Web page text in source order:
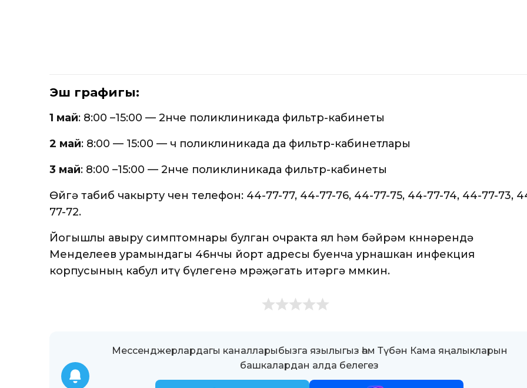
Эш графигы:
1 май: 8:00 –15:00 — 2нче поликлиникада фильтр-кабинеты
2 май: 8:00 — 15:00 — өч поликлиникада да фильтр-кабинетлары
3 май: 8:00 –15:00 — 2нче поликлиникада фильтр-кабинеты
Өйгә табиб чакырту өчен телефон: 44-77-77, 44-77-76, 44-77-75, 44-77-74, 44-77-73,
77-72.
Йогышлы авыру симптомнары булган очракта ял һәм бәйрәм көннәрендә
Менделеев урамындагы 46нчы йорт адресы буенча урнашкан инфекция
корпусының кабул итү бүлегенә мөрәҗәгать итәргә мөмкин.
Мессенджерлардагы каналларыбызга язылыгыз һәм Түбән Кама яңалыкларын
башкалардан алда белегез